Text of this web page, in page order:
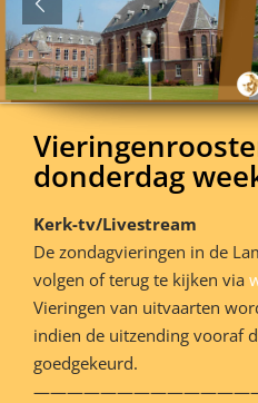
donderdag
Kerk-tv/Livestream
De zondagvieringen in de
volgen of terug te kijken via
Vieringen van uitvaarten
indien de uitzending vooraf
goedgekeurd.